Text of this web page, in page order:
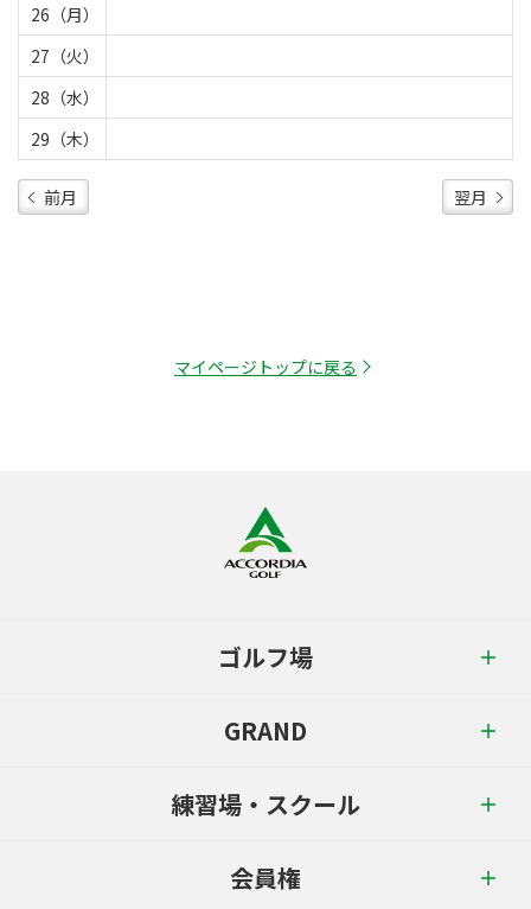
26（月）
27（火）
28（水）
29（木）
前月 翌月
マイページトップに戻る
ゴルフ場
GRAND
練習場・スクール
会員権